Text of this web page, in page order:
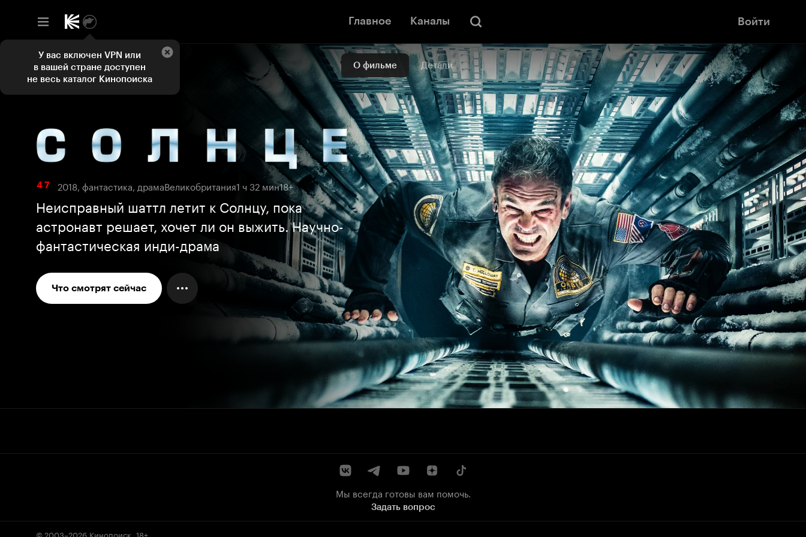
Главное Каналы Войти
О фильме Детали
4 7 2018, фантастика, драмаВеликобритания1 ч 32 мин18+
Неисправный шаттл летит к Солнцу, пока
астронавт решает, хочет ли он выжить. Научно-
фантастическая инди-драма
Что смотрят сейчас
Мы всегда готовы вам помочь.
Задать вопрос
© 2003–2026 Кинопоиск 18+
У вас включен VPN или
в вашей стране доступен
не весь каталог Кинопоиска